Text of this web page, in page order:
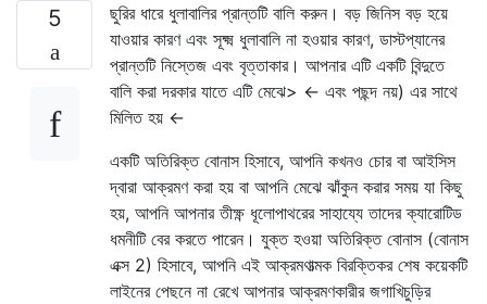
5
ছুরির ধারে ধুলাবালির প্রান্তটি বালি করুন। বড় জিনিস বড় হয়ে
যাওয়ার কারণ এবং সূক্ষ্ম ধুলাবালি না হওয়ার কারণ, ডাস্টপ্যানের
প্রান্তটি নিস্তেজ এবং বৃত্তাকার। আপনার এটি একটি বিন্দুতে
বালি করা দরকার যাতে এটি মেঝে> ← এবং পছন্দ নয়) এর সাথে
মিলিত হয় ←
একটি অতিরিক্ত বোনাস হিসাবে, আপনি কখনও চোর বা আইসিস
দ্বারা আক্রমণ করা হয় বা আপনি মেঝে ঝাঁকুন করার সময় যা কিছু
হয়, আপনি আপনার তীক্ষ্ণ ধূলোপাথরের সাহায্যে তাদের ক্যারোটিড
ধমনীটি বের করতে পারেন। যুক্ত হওয়া অতিরিক্ত বোনাস (বোনাস
এক্স 2) হিসাবে, আপনি এই আক্রমণাত্মক বিরক্তিকর শেষ কয়েকটি
লাইনের পেছনে না রেখে আপনার আক্রমণকারীর জগাখিচুড়ির